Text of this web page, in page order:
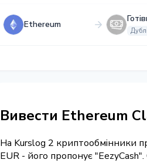
Ethereum
Вивести Ethereum
На Kurslog 2 криптообмінники
EUR - його пропонує